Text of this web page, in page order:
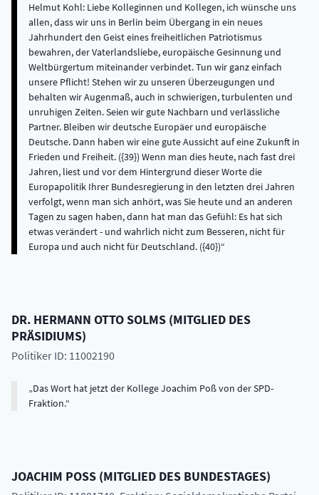
DR. HERMANN OTTOSOLMS (MITGLIED DES
PRÄSIDIUMS)
Politiker ID: 11002190
Das Wort hat jetzt der Kollege Joachim Poß von der SPD-
Fraktion.
JOACHIM POSS (MITGLIED DES BUNDESTAGES)